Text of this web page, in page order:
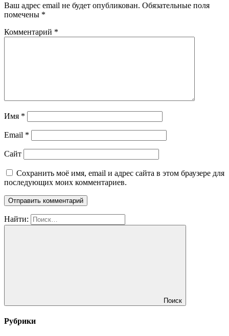
Ваш адрес email не будет опубликован. Обязательные поля
помечены *
Комментарий *
Имя *
Email *
Сайт
Сохранить моё имя, email и адрес сайта в этом браузере для
последующих моих комментариев.
Найти:
Поиск
Рубрики